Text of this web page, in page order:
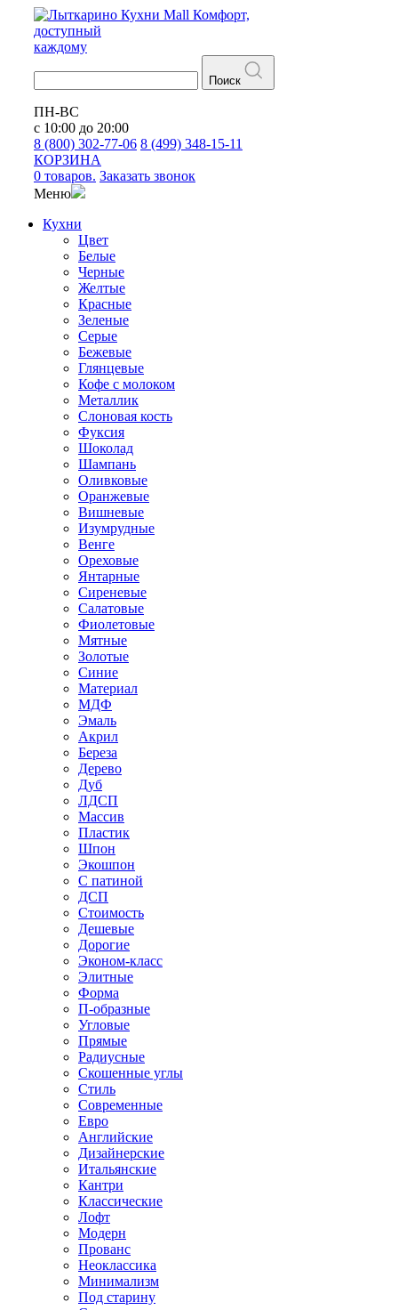
Кухни Mall Комфорт,
доступный
каждому
Поиск
ПН-ВС
с 10:00 до 20:00
8 (800) 302-77-06 8 (499) 348-15-11
КОРЗИНА
0 товаров. Заказать звонок
Меню
Кухни
Цвет
Белые
Черные
Желтые
Красные
Зеленые
Серые
Бежевые
Глянцевые
Кофе с молоком
Металлик
Слоновая кость
Фуксия
Шоколад
Шампань
Оливковые
Оранжевые
Вишневые
Изумрудные
Венге
Ореховые
Янтарные
Сиреневые
Салатовые
Фиолетовые
Мятные
Золотые
Синие
Материал
МДФ
Эмаль
Акрил
Береза
Дерево
Дуб
ЛДСП
Массив
Пластик
Шпон
Экошпон
С патиной
ДСП
Стоимость
Дешевые
Дорогие
Эконом-класс
Элитные
Форма
П-образные
Угловые
Прямые
Радиусные
Скошенные углы
Стиль
Современные
Евро
Английские
Дизайнерские
Итальянские
Кантри
Классические
Лофт
Модерн
Прованс
Неоклассика
Минимализм
Под старину